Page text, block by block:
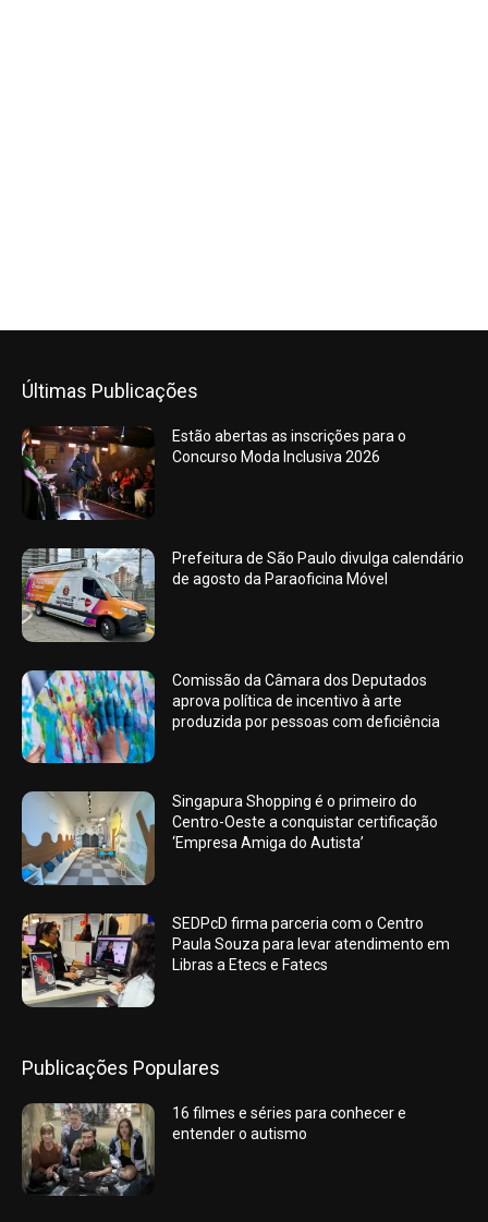
Últimas Publicações
Estão abertas as inscrições para o
Concurso Moda Inclusiva 2026
Prefeitura de São Paulo divulga calendário
de agosto da Paraoficina Móvel
Comissão da Câmara dos Deputados
aprova política de incentivo à arte
produzida por pessoas com deficiência
Singapura Shopping é o primeiro do
Centro-Oeste a conquistar certificação
‘Empresa Amiga do Autista’
SEDPcD firma parceria com o Centro
Paula Souza para levar atendimento em
Libras a Etecs e Fatecs
Publicações Populares
16 filmes e séries para conhecer e
entender o autismo